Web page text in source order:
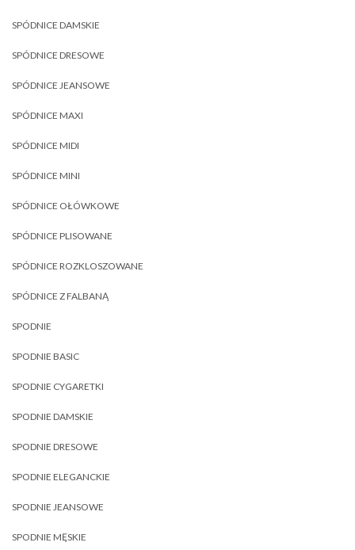
SPÓDNICE DAMSKIE
SPÓDNICE DRESOWE
SPÓDNICE JEANSOWE
SPÓDNICE MAXI
SPÓDNICE MIDI
SPÓDNICE MINI
SPÓDNICE OŁÓWKOWE
SPÓDNICE PLISOWANE
SPÓDNICE ROZKLOSZOWANE
SPÓDNICE Z FALBANĄ
SPODNIE
SPODNIE BASIC
SPODNIE CYGARETKI
SPODNIE DAMSKIE
SPODNIE DRESOWE
SPODNIE ELEGANCKIE
SPODNIE JEANSOWE
SPODNIE MĘSKIE